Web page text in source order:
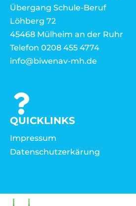
Übergang Schule-Beruf
Löhberg 72
45468 Mülheim an der Ruhr
Telefon 0208 455 4774
info@biwenav-mh.de
QUICKLINKS
Impressum
Datenschutzerkärung